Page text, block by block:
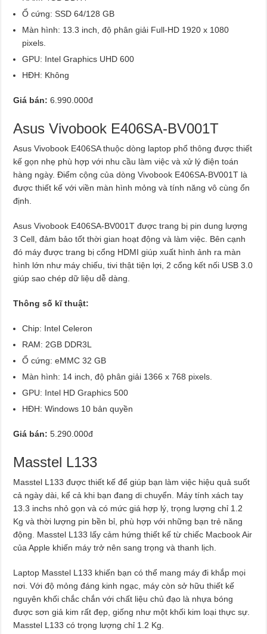
Ổ cứng: SSD 64/128 GB
Màn hình: 13.3 inch, độ phân giải Full-HD 1920 x 1080
pixels.
GPU: Intel Graphics UHD 600
HĐH: Không
Giá bán: 6.990.000đ
Asus Vivobook E406SA-BV001T
Asus Vivobook E406SA thuộc dòng laptop phổ thông được thiết
kế gọn nhẹ phù hợp với nhu cầu làm việc và xử lý điện toán
hàng ngày. Điểm cộng của dòng Vivobook E406SA-BV001T là
được thiết kế với viền màn hình mỏng và tính năng vô cùng ổn
định.
Asus Vivobook E406SA-BV001T được trang bị pin dung lượng
3 Cell, đảm bảo tốt thời gian hoạt động và làm việc. Bên cạnh
đó máy được trang bị cổng HDMI giúp xuất hình ảnh ra màn
hình lớn như máy chiếu, tivi thật tiện lợi, 2 cổng kết nối USB 3.0
giúp sao chép dữ liệu dễ dàng.
Thông số kĩ thuật:
Chip: Intel Celeron
RAM: 2GB DDR3L
Ổ cứng: eMMC 32 GB
Màn hình: 14 inch, độ phân giải 1366 x 768 pixels.
GPU: Intel HD Graphics 500
HĐH: Windows 10 bản quyền
Giá bán: 5.290.000đ
Masstel L133
Masstel L133 được thiết kế để giúp bạn làm việc hiệu quả suốt
cả ngày dài, kể cả khi bạn đang di chuyển. Máy tính xách tay
13.3 inchs nhỏ gọn và có mức giá hợp lý, trọng lượng chỉ 1.2
Kg và thời lượng pin bền bỉ, phù hợp với những bạn trẻ năng
động. Masstel L133 lấy cảm hứng thiết kế từ chiếc Macbook Air
của Apple khiến máy trở nên sang trọng và thanh lịch.
Laptop Masstel L133 khiến bạn có thể mang máy đi khắp mọi
nơi. Với độ mỏng đáng kinh ngạc, máy còn sở hữu thiết kế
nguyên khối chắc chắn với chất liệu chủ đạo là nhựa bóng
được sơn giả kim rất đẹp, giống như một khối kim loại thực sự.
Masstel L133 có trọng lượng chỉ 1.2 Kg.